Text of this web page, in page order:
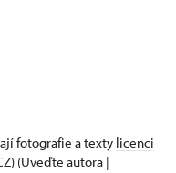
fotografie a texty licenci
(Uveďte autora |